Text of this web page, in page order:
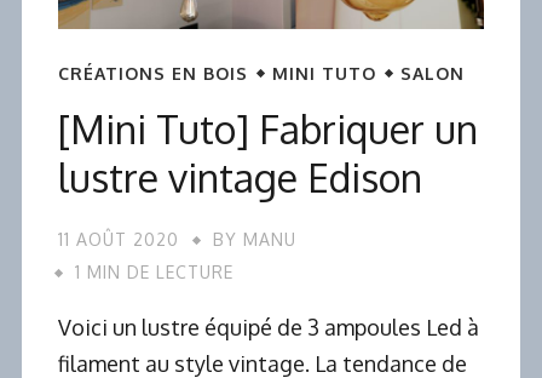
CRÉATIONS EN BOIS MINI TUTO SALON
[Mini Tuto] Fabriquer un
lustre vintage Edison
11 AOÛT 2020 BY MANU
1 MIN DE LECTURE
Voici un lustre équipé de 3 ampoules Led à
filament au style vintage. La tendance de